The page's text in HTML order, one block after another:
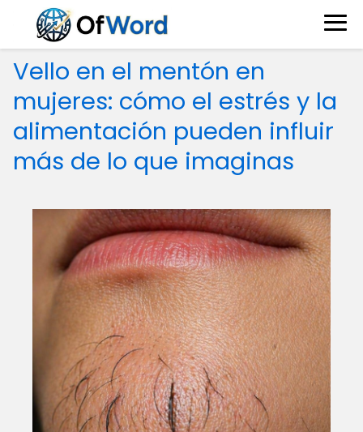
Vello en el mentón en
mujeres: cómo el estrés y la
alimentación pueden influir
más de lo que imaginas